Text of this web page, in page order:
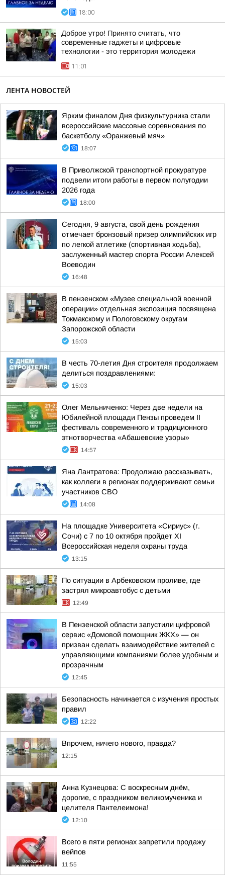
18:00
Доброе утро! Принято считать, что
современные гаджеты и цифровые
технологии - это территория молодежи
11:01
ЛЕНТА НОВОСТЕЙ
Ярким финалом Дня физкультурника стали
всероссийские массовые соревнования по
баскетболу «Оранжевый мяч»
18:07
В Приволжской транспортной прокуратуре
подвели итоги работы в первом полугодии
2026 года
18:00
Сегодня, 9 августа, свой день рождения
отмечает бронзовый призер олимпийских игр
по легкой атлетике (спортивная ходьба),
заслуженный мастер спорта России Алексей
Воеводин
16:48
В пензенском «Музее специальной военной
операции» отдельная экспозиция посвящена
Токмакскому и Пологовскому округам
Запорожской области
15:03
В честь 70-летия Дня строителя продолжаем
делиться поздравлениями:
15:03
Олег Мельниченко: Через две недели на
Юбилейной площади Пензы проведем II
фестиваль современного и традиционного
этнотворчества «Абашевские узоры»
14:57
Яна Лантратова: Продолжаю рассказывать,
как коллеги в регионах поддерживают семьи
участников СВО
14:08
На площадке Университета «Сириус» (г.
Сочи) с 7 по 10 октября пройдет XI
Всероссийская неделя охраны труда
13:15
По ситуации в Арбековском проливе, где
застрял микроавтобус с детьми
12:49
В Пензенской области запустили цифровой
сервис «Домовой помощник ЖКХ» — он
призван сделать взаимодействие жителей с
управляющими компаниями более удобным и
прозрачным
12:45
Безопасность начинается с изучения простых
правил
12:22
Впрочем, ничего нового, правда?
12:15
Анна Кузнецова: С воскресным днём,
дорогие, с праздником великомученика и
целителя Пантелеимона!
12:10
Всего в пяти регионах запретили продажу
вейпов
11:55